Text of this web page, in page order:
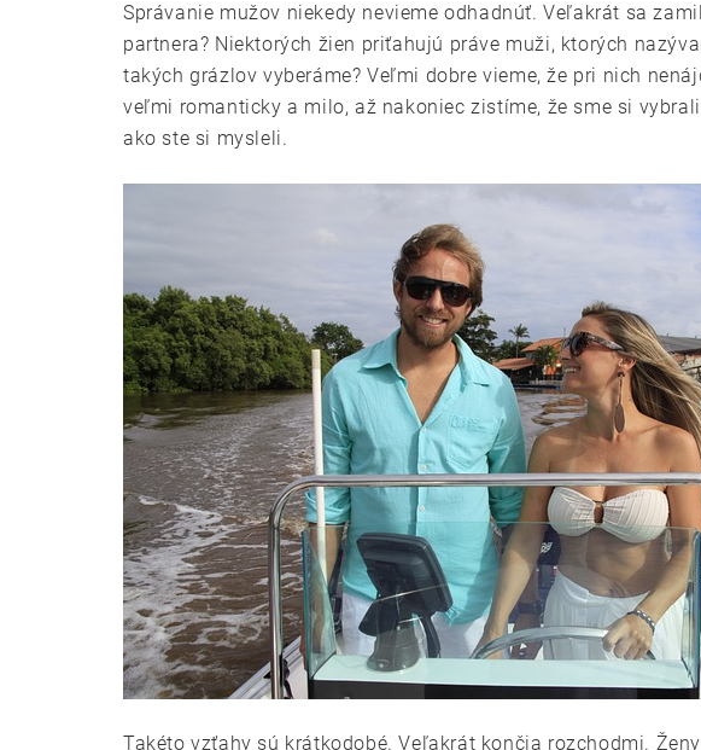
Správanie mužov niekedy nevieme odhadnúť. Veľakrát sa
partnera? Niektorých žien priťahujú práve muži, ktorých
takých grázlov vyberáme? Veľmi dobre vieme, že pri nich
veľmi romanticky a milo, až nakoniec zistíme, že sme si
ako ste si mysleli.
Takéto vzťahy sú krátkodobé. Veľakrát končia rozchodmi.